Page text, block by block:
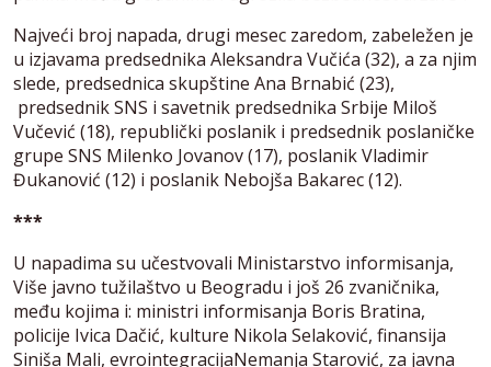
Najveći broj napada, drugi mesec zaredom, zabeležen je
u izjavama predsednika Aleksandra Vučića (32), a za njim
slede, predsednica skupštine Ana Brnabić (23),
predsednik SNS i savetnik predsednika Srbije Miloš
Vučević (18), republički poslanik i predsednik poslaničke
grupe SNS Milenko Jovanov (17), poslanik Vladimir
Đukanović (12) i poslanik Nebojša Bakarec (12).
***
U napadima su učestvovali Ministarstvo informisanja,
Više javno tužilaštvo u Beogradu i još 26 zvaničnika,
među kojima i: ministri informisanja Boris Bratina,
policije Ivica Dačić, kulture Nikola Selaković, finansija
Siniša Mali, evrointegracijaNemanja Starović, za javna